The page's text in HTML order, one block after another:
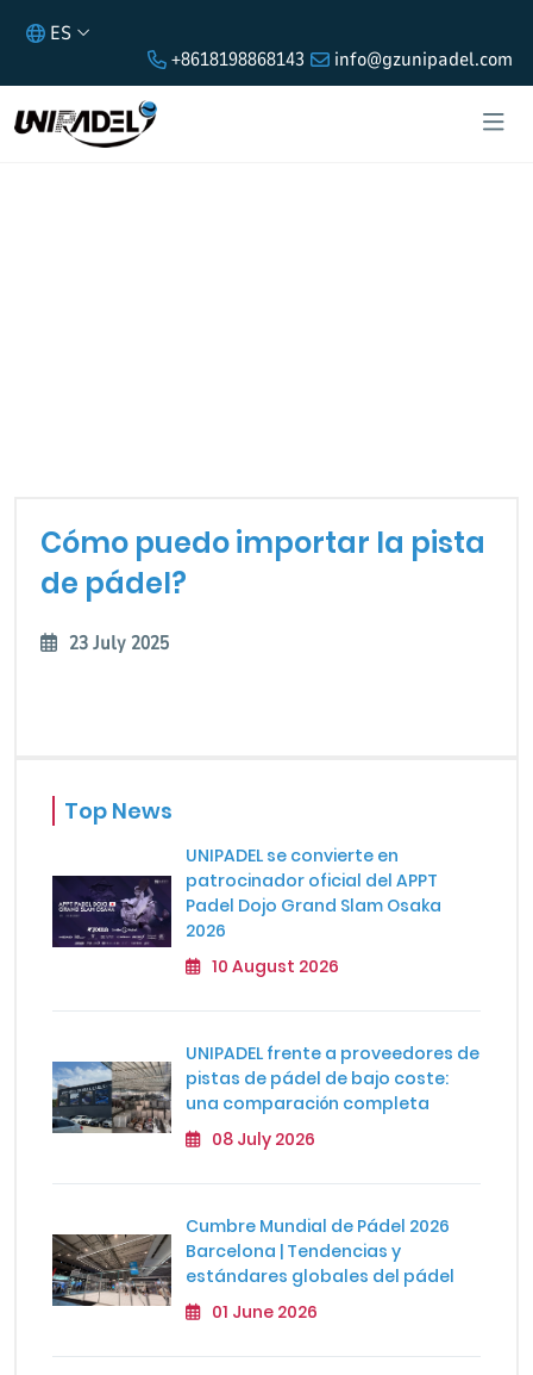
ES
+8618198868143
info@gzunipadel.com
Cómo puedo importar la pista
de pádel?
23 July 2025
Top News
UNIPADEL se convierte en
patrocinador oficial del APPT
Padel Dojo Grand Slam Osaka
2026
10 August 2026
UNIPADEL frente a proveedores de
pistas de pádel de bajo coste:
una comparación completa
08 July 2026
Cumbre Mundial de Pádel 2026
Barcelona | Tendencias y
estándares globales del pádel
01 June 2026